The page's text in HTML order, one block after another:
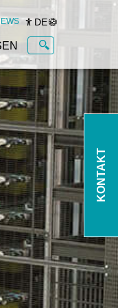
DE
KONTAKT